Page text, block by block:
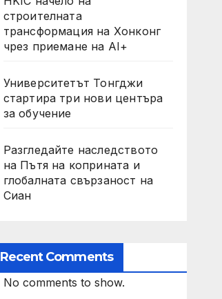
строителната
трансформация на Хонконг
чрез приемане на AI+
Университетът Тонгджи
стартира три нови центъра
за обучение
Разгледайте наследството
на Пътя на коприната и
глобалната свързаност на
Сиан
Recent Comments
No comments to show.